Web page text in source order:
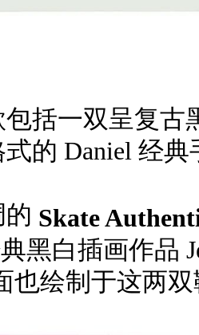
括一双呈复古
的 Daniel 经
Skate
黑白插画作品
也绘制于这两